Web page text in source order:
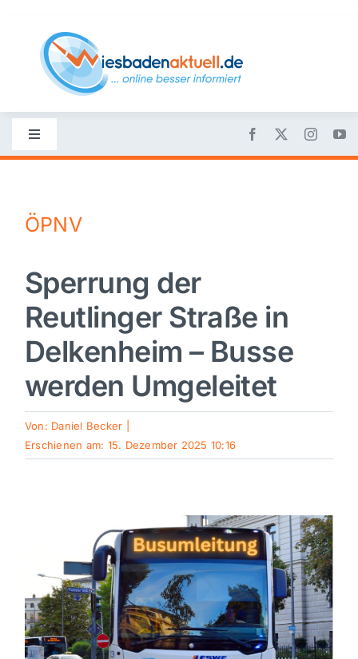
content
Toggle
Navigation
Nachrichten
Politik
Wirtschaft
Sport
Kultur
Mein Stadtteil
Galerie
Verkehrsmeldungen
ÖPNV
Sperrung der
Reutlinger Straße in
Delkenheim – Busse
werden Umgeleitet
Von: Daniel Becker
Erschienen am: 15. Dezember 2025 10:16